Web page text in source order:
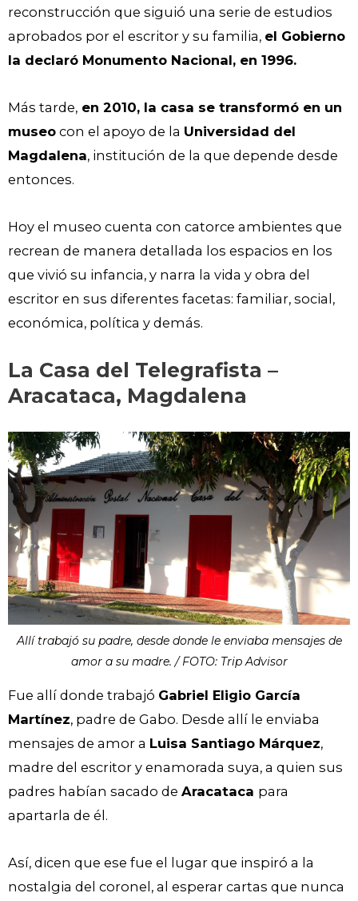
reconstrucción que siguió una serie de estudios
aprobados por el escritor y su familia, el Gobierno
la declaró Monumento Nacional, en 1996.
Más tarde, en 2010, la casa se transformó en un
museo con el apoyo de la Universidad del
Magdalena, institución de la que depende desde
entonces.
Hoy el museo cuenta con catorce ambientes que
recrean de manera detallada los espacios en los
que vivió su infancia, y narra la vida y obra del
escritor en sus diferentes facetas: familiar, social,
económica, política y demás.
La Casa del Telegrafista –
Aracataca, Magdalena
Allí trabajó su padre, desde donde le enviaba mensajes de
amor a su madre. / FOTO: Trip Advisor
Fue allí donde trabajó Gabriel Eligio García
Martínez, padre de Gabo. Desde allí le enviaba
mensajes de amor a Luisa Santiago Márquez,
madre del escritor y enamorada suya, a quien sus
padres habían sacado de Aracataca para
apartarla de él.
Así, dicen que ese fue el lugar que inspiró a la
nostalgia del coronel, al esperar cartas que nunca